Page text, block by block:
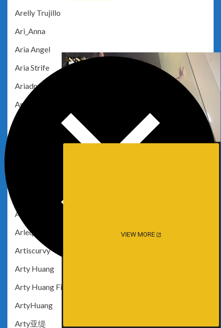
VIEW MORE
Arelly Trujillo
Ari_Anna
Aria Angel
Aria Strife
Ariadna Lobe
Aridotrawr
Ariella Darling
Arisohma Kato
Arlequisse
Artiscurvy
Arty Huang
Arty Huang Firefly
ArtyHuang
Arty亚缇